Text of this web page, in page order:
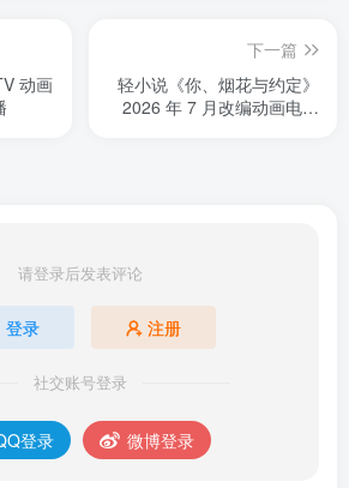
动画
下一篇
轻小说《你、烟花与约定》
2026 年 7 月改编动画电影
请登录后发表评论
登录 注册
社交账号登录
登录 微博登录